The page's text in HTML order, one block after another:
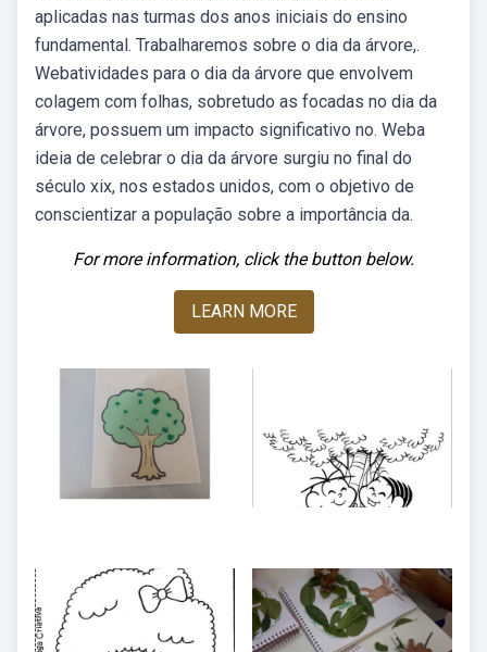
aplicadas nas turmas dos anos iniciais do ensino
fundamental. Trabalharemos sobre o dia da árvore,.
Webatividades para o dia da árvore que envolvem
colagem com folhas, sobretudo as focadas no dia da
árvore, possuem um impacto significativo no. Weba
ideia de celebrar o dia da árvore surgiu no final do
século xix, nos estados unidos, com o objetivo de
conscientizar a população sobre a importância da.
For more information, click the button below.
LEARN MORE